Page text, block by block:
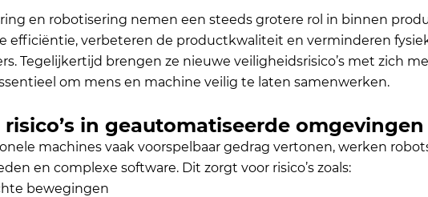
en robotisering nemen een steeds grotere rol in binnen
efficiëntie, verbeteren de productkwaliteit en verminderen
Tegelijkertijd brengen ze nieuwe veiligheidsrisico’s met zich
om mens en machine veilig te laten samenwerken.
risico’s in geautomatiseerde omgevingen
machines vaak voorspelbaar gedrag vertonen, werken
en complexe software. Dit zorgt voor risico’s zoals:
bewegingen